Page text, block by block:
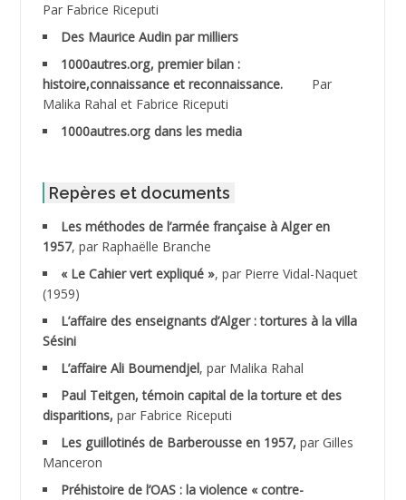
ABDESSELAMI Kouider
ABDESSLEM Ahmed dit le Coiffeur
ABDOUDOU
ABID Mohamed
ABNOUN Salah
ACHACHE M.*
ACHLAF Ali
ADALENE Tahar
ADALMI
ADANE Ramdane *
ADDAD
Par Fabrice Riceputi
Des Maurice Audin par milliers
1000autres.org, premier bilan :
histoire,connaissance et reconnaissance.
Par
Malika Rahal et Fabrice Riceputi
1000autres.org dans les media
Repères et documents
Les méthodes de l’armée française à Alger en
1957, par Raphaëlle Branche
« Le Cahier vert expliqué », par Pierre Vidal-Naquet
(1959)
L’affaire des enseignants d’Alger : tortures à la villa
Sésini
L’affaire Ali Boumendjel, par Malika Rahal
Paul Teitgen, témoin capital de la torture et des
disparitions, par Fabrice Riceputi
Les guillotinés de Barberousse en 1957, par Gilles
Manceron
Préhistoire de l’OAS : la violence « contre-